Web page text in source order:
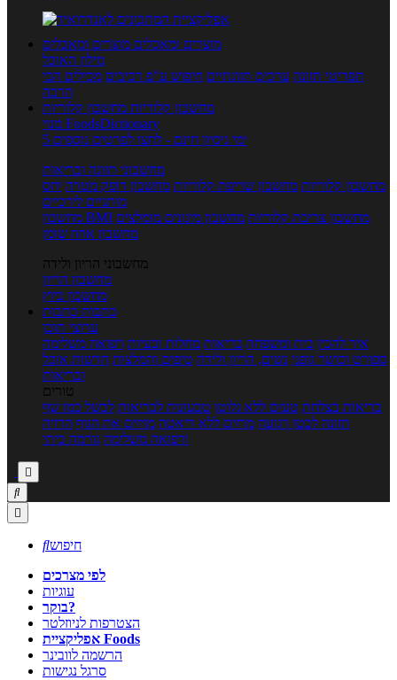
מוצרים ומאכלים מוצרים ומאכלים
מילון האוכל
תפריטי תזונה ערכים תזונתיים חיפוש ע"פ רכיבים מכילים הכי
הרבה
מחשבון קלוריות מחשבון קלוריות
מנוי FoodsDictionary
5 ימי ניסיון חינם - לחצו לפרטים נוספים
מחשבוני תזונה ובריאות
מחשבון קלוריות מחשבון שריפת קלוריות מחשבון דופק מטרה יחס
מותניים לירכיים
מחשבון BMI
מחשבון צריכת קלוריות מחשבון מינונים מומלצים
מחשבון אחוז שומן
מחשבוני הריון ולידה
מחשבון הריון
מחשבון ביוץ
כתבות כתבות
ערוצי תוכן
איך להכין בית ומשפחה בריאות מחלות ובעיות רפואה משלימה
ספורט וכושר גופני נשים, הריון ולידה טיפים והמלצות חדשות אוכל
ובריאות
טורים
בריאות בצלחת טעים ללא גלוטן טבעונות לבריאות לבשל כמו שף
תזונה לבטן רגועה מרזים ללא דיאטה מזיזים את הגוף הרזיה
ורפואה משלימה גורמה ביתי



חיפוש
לפי מצרכים
עוגיות
בוקר?
הצטרפות לניוזלטר
אפליקציית Foods
הרשמה לוובינר
סרגל נגישות